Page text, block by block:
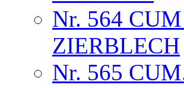
Nr. 564
ZIERBLECH
Nr. 565